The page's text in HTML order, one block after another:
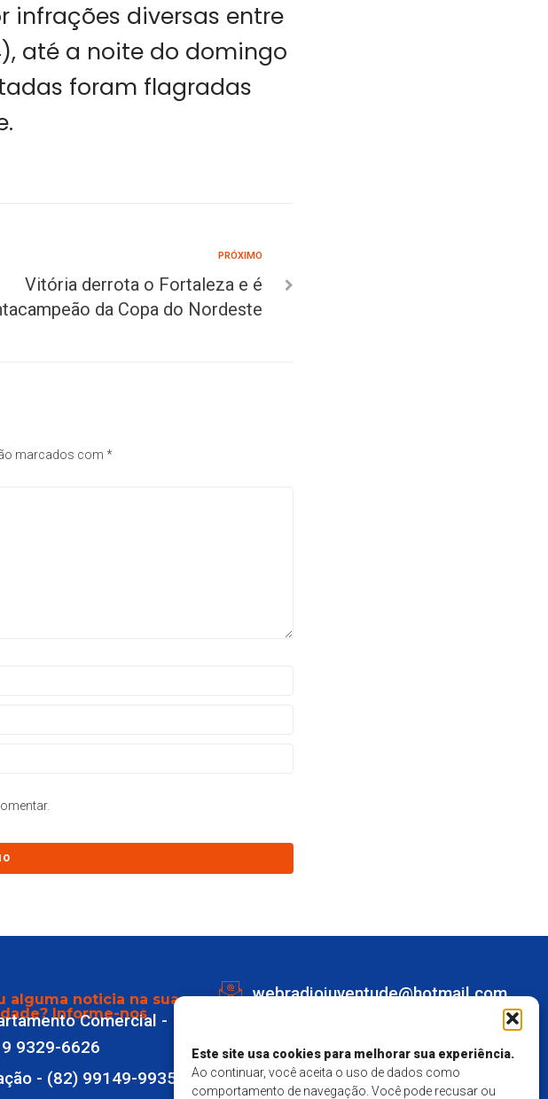
Este site usa cookies para melhorar sua experiência.
Ao continuar, você aceita o uso de dados como
comportamento de navegação. Você pode recusar ou
infrações diversas entre
até a noite do domingo
foram flagradas
PRÓXIMO
Vitória derrota o Fortaleza e é
da Copa do Nordeste
marcados com *
alguma noticia na sua
Informe-nos
Comercial -
9329-6626
- (82) 99149-9935
webradiojuventude@hotmail.com
Marechal Deodoro
Responsavel Técnico - Matheus